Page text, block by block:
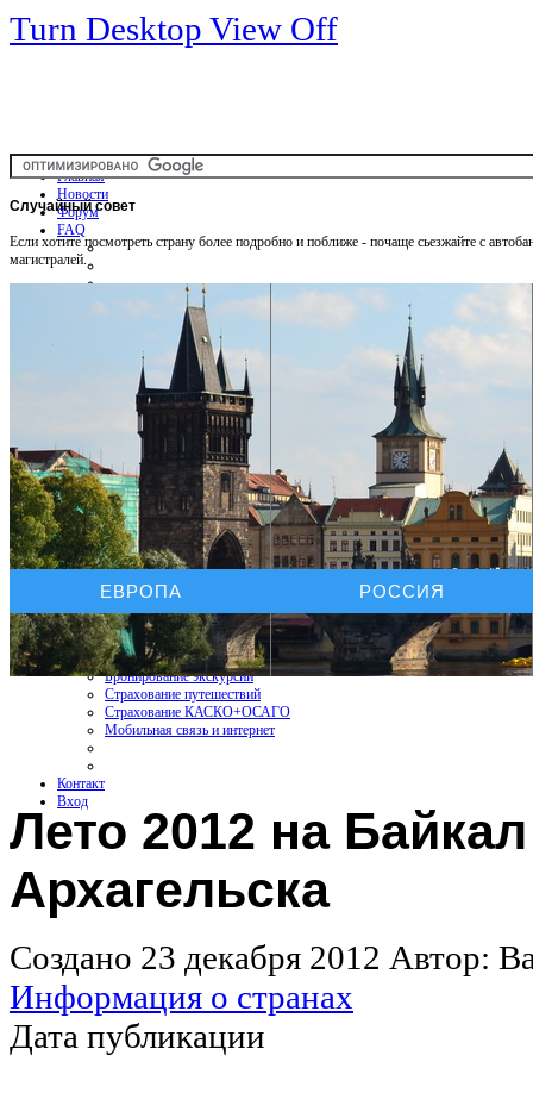
Turn Desktop View Off
Главная
Новости
Форум
FAQ
Общая информация
Советы Автотуристу
Правила дор.движения
Карты и путеводители
Интерактивная карта
Карты платных дорог
Карта сайта
Услуги On-line
Бронирование отелей
Бронирование автомобиля
Бронирование экскурсий
Страхование путешествий
Страхование КАСКО+ОСАГО
Мобильная связь и интернет
Контакт
Вход
Случайныйсовет
Если хотите посмотреть страну более подробно и поближе - почаще сьезжайте с
магистралей.
ЕВРОПА РОССИЯ
Лето 2012 на
Архагельска
Создано 23 декабря 2012 Автор:
Информация о странах
Дата публикации